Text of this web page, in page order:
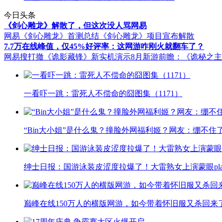
今日头条
《剑心雕龙》解散了，但这次没人骂网易
网易《剑心雕龙》首测总结 《剑心雕龙》项目宣布解散
7.7万在线峰值，仅45%好评率：这网游咋刚火就翻车了？
网易搜打撤《诡影藏锋》新实机演示8月新游前瞻：《诡秘之
一看吓一跳：雷死人不偿命的囧图集（1171）
“Bin大小姐”是什么鬼？撞脸外网福利姬？网友：绷不住
绅士日报：国游泳装皮涩度拉爆了！大雷熟女上演蒙眼
巅峰在线150万人的横版网游，如今带着怀旧服又杀回来